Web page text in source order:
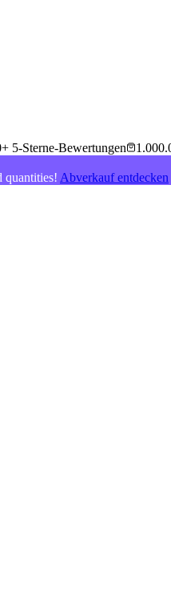
5-Sterne-Bewertungen
quantities! Abverkauf entdecken